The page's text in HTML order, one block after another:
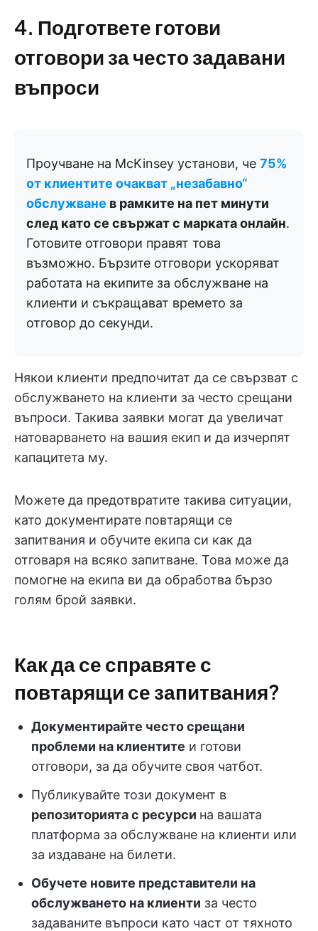
4. Подгответе готови
отговори за често задавани
въпроси
Проучване на McKinsey установи, че 75%
от клиентите очакват „незабавно“
обслужване в рамките на пет минути
след като се свържат с марката онлайн.
Готовите отговори правят това
възможно. Бързите отговори ускоряват
работата на екипите за обслужване на
клиенти и съкращават времето за
отговор до секунди.
Някои клиенти предпочитат да се свързват с
обслужването на клиенти за често срещани
въпроси. Такива заявки могат да увеличат
натоварването на вашия екип и да изчерпят
капацитета му.
Можете да предотвратите такива ситуации,
като документирате повтарящи се
запитвания и обучите екипа си как да
отговаря на всяко запитване. Това може да
помогне на екипа ви да обработва бързо
голям брой заявки.
Как да се справяте с
повтарящи се запитвания?
Документирайте често срещани
проблеми на клиентите и готови
отговори, за да обучите своя чатбот.
Публикувайте този документ в
репозиторията с ресурси на вашата
платформа за обслужване на клиенти или
за издаване на билети.
Обучете новите представители на
обслужването на клиенти за често
задаваните въпроси като част от тяхното